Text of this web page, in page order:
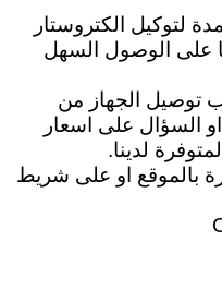
لتوكيل الكتروستار
على الوصول السهل
توصيل الجهاز من
السؤال على اسعار
لدينا.
بالموقع او على شريط